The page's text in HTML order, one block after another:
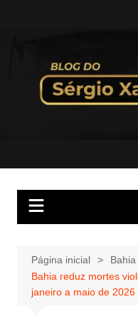
Página inicial
Bahia
Bahia reduz mortes
janeiro a maio de 2026